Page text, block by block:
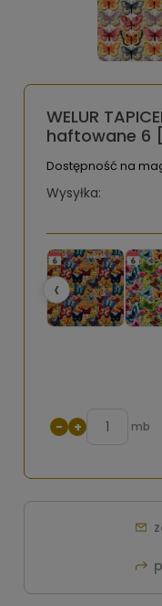
WELUR
haftowane 6
Dostępność na
Wysyłka:
‹
− + mb